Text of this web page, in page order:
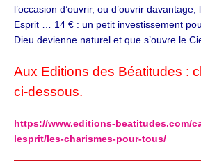
l’occasion d’ouvrir, ou d’ouvrir
Esprit … 14 € : un petit investissement
Dieu devienne naturel et que s’ouvre le
Aux Editions des Béatitudes :
ci-dessous.
https://www.editions-beatitudes.com/
lesprit/les-charismes-pour-tous/